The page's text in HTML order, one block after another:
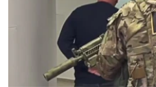
СВІДЧЕННЯ ОКУПАЦІЇ
УКРАЇНСЬКА ПРОБЛЕМА КРИМУ
ІНФОГРАФІКА
Qırımtatar
ДОЛУЧАЙСЯ!